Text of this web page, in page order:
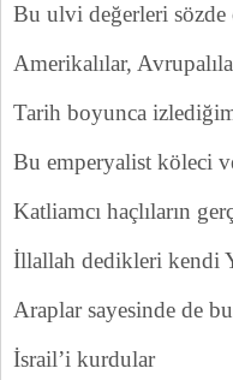
Bu ulvi değerleri sözde
Amerikalılar,
Tarih boyunca
Bu emperyalist köleci
Katliamcı haçlıların
İllallah dedikleri kendi
Araplar sayesinde de
İsrail’i kurdular